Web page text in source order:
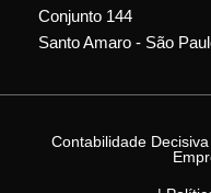
Conjunto 144
Santo Amaro - São
Contabilidade